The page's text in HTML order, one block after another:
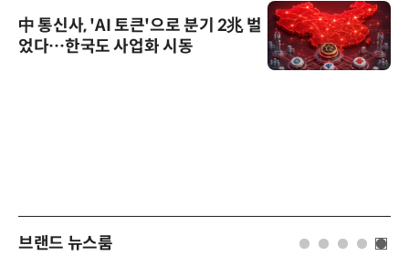
中 통신사, 'AI 토큰'으로 분기 2兆 벌
었다…한국도 사업화 시동
브랜드 뉴스룸